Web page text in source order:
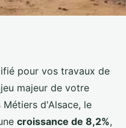
à
un
pour vos travaux de
majeur de votre
d'Alsace, le
croissance de 8,2%,